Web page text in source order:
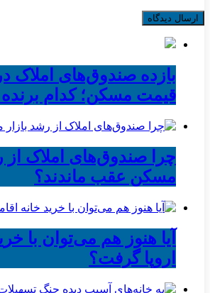
بازده صندوق‌های املاک
قیمت مسکن؛ کدام
چرا صندوق‌های املاک از
مسکن عقب ماندند؟
آیا هنوز هم می‌توان با
اروپا گرفت؟